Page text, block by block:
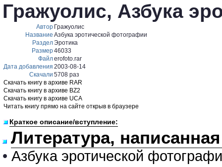
Гражуолис, Азбука
Автор Гражуолис
Название Азбука эротической фотографии
РазделЭротика
Размер46033
Файлerofoto.rar
Дата добавления 2003-08-14
Скачали 5708 раз
Скачать книгу в архиве RAR
Скачать книгу в архиве BZ2
Скачать книгу в архиве UCA
Читать книгу прямо на сайте открыв в браузере
Краткое описание/вступление:
Литература,
• Азбука эротической